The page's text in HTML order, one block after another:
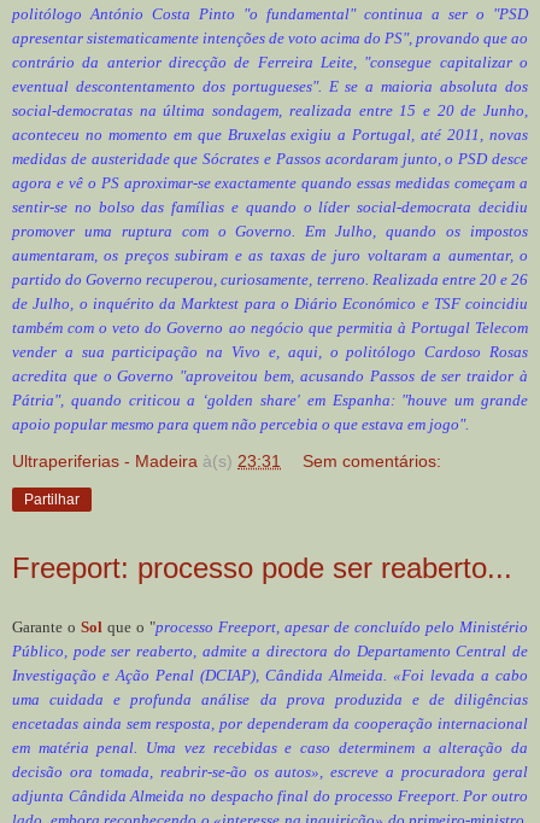
politólogo António Costa Pinto "o fundamental" continua a ser o "PSD
apresentar sistematicamente intenções de voto acima do PS", provando que ao
contrário da anterior direcção de Ferreira Leite, "consegue capitalizar o
eventual descontentamento dos portugueses". E se a maioria absoluta dos
social-democratas na última sondagem, realizada entre 15 e 20 de Junho,
aconteceu no momento em que Bruxelas exigiu a Portugal, até 2011, novas
medidas de austeridade que Sócrates e Passos acordaram junto, o PSD desce
agora e vê o PS aproximar-se exactamente quando essas medidas começam a
sentir-se no bolso das famílias e quando o líder social-democrata decidiu
promover uma ruptura com o Governo. Em Julho, quando os impostos
aumentaram, os preços subiram e as taxas de juro voltaram a aumentar, o
partido do Governo recuperou, curiosamente, terreno. Realizada entre 20 e 26
de Julho, o inquérito da Marktest para o Diário Económico e TSF coincidiu
também com o veto do Governo ao negócio que permitia à Portugal Telecom
vender a sua participação na Vivo e, aqui, o politólogo Cardoso Rosas
acredita que o Governo "aproveitou bem, acusando Passos de ser traidor à
Pátria", quando criticou a ‘golden share' em Espanha: "houve um grande
apoio popular mesmo para quem não percebia o que estava em jogo".
Ultraperiferias - Madeira à(s) 23:31 Sem comentários:
Partilhar
Freeport: processo pode ser reaberto...
Garante o Sol que o "processo Freeport, apesar de concluído pelo Ministério
Público, pode ser reaberto, admite a directora do Departamento Central de
Investigação e Ação Penal (DCIAP), Cândida Almeida. «Foi levada a cabo
uma cuidada e profunda análise da prova produzida e de diligências
encetadas ainda sem resposta, por dependeram da cooperação internacional
em matéria penal. Uma vez recebidas e caso determinem a alteração da
decisão ora tomada, reabrir-se-ão os autos», escreve a procuradora geral
adjunta Cândida Almeida no despacho final do processo Freeport. Por outro